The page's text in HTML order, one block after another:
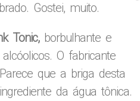
Gostei, muito.
Tonic,borbulhante e
O fabricante
que a briga desta
da água tônica.